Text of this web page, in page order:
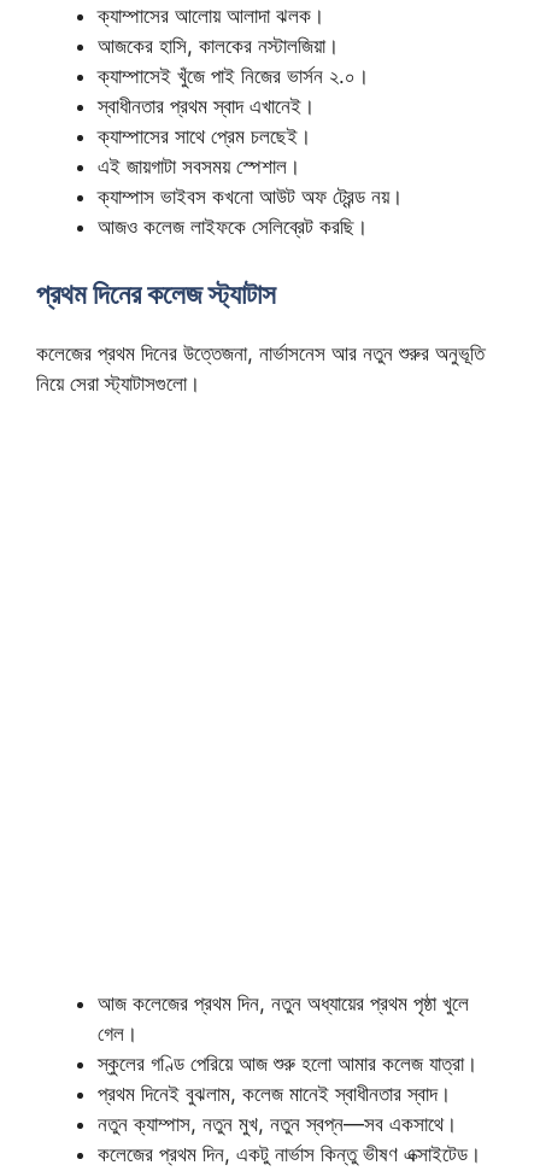
ক্যাম্পাসের আলোয় আলাদা ঝলক।
আজকের হাসি, কালকের নস্টালজিয়া।
ক্যাম্পাসেই খুঁজে পাই নিজের ভার্সন ২.০।
স্বাধীনতার প্রথম স্বাদ এখানেই।
ক্যাম্পাসের সাথে প্রেম চলছেই।
এই জায়গাটা সবসময় স্পেশাল।
ক্যাম্পাস ভাইবস কখনো আউট অফ ট্রেন্ড নয়।
আজও কলেজ লাইফকে সেলিব্রেট করছি।
প্রথম দিনের কলেজ স্ট্যাটাস
কলেজের প্রথম দিনের উত্তেজনা, নার্ভাসনেস আর নতুন শুরুর অনুভূতি
নিয়ে সেরা স্ট্যাটাসগুলো।
আজ কলেজের প্রথম দিন, নতুন অধ্যায়ের প্রথম পৃষ্ঠা খুলে
গেল।
স্কুলের গণ্ডি পেরিয়ে আজ শুরু হলো আমার কলেজ যাত্রা।
প্রথম দিনেই বুঝলাম, কলেজ মানেই স্বাধীনতার স্বাদ।
নতুন ক্যাম্পাস, নতুন মুখ, নতুন স্বপ্ন—সব একসাথে।
কলেজের প্রথম দিন, একটু নার্ভাস কিন্তু ভীষণ এক্সাইটেড।